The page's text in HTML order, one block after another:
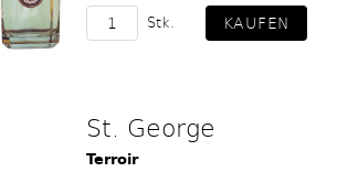
Stk.
St. George
Terroir